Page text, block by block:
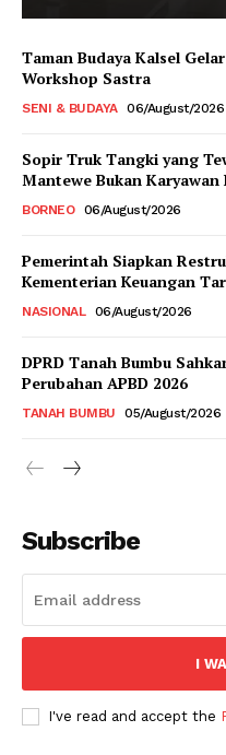
Taman Budaya Kalsel
Workshop Sastra
SENI & BUDAYA 06/August/2026
Sopir Truk Tangki yang
Mantewe Bukan Karyawan
BORNEO 06/August/2026
Pemerintah Siapkan
Kementerian Keuangan
NASIONAL 06/August/2026
DPRD Tanah Bumbu
Perubahan APBD 2026
TANAH BUMBU 05/August/2026
Subscribe
I
I've read and accept the